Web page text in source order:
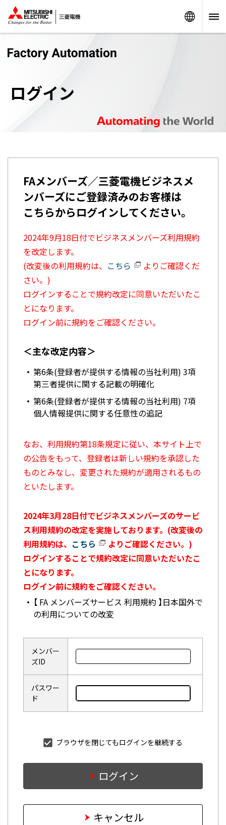
ログイン
FAメンバーズ／三菱電機ビジネスメ
ンバーズにご登録済みのお客様は
こちらからログインしてください。
2024年9月18日付でビジネスメンバーズ利用規約
を改定します。
(改変後の利用規約は、 こちら
よりご確認くだ
さい。)
ログインすることで規約改定に同意いただいたこ
とになります。
ログイン前に規約をご確認ください。
＜主な改定内容＞
第6条(登録者が提供する情報の当社利用) 3項
第三者提供に関する記載の明確化
第6条(登録者が提供する情報の当社利用) 7項
個人情報提供に関する任意性の追記
なお、利用規約第18条規定に従い、本サイト上で
の公告をもって、登録者は新しい規約を承認した
ものとみなし、変更された規約が適用されるもの
といたします。
2024年3月28日付でビジネスメンバーズのサービ
ス利用規約の改定を実施しております。(改変後の
利用規約は、 こちら
よりご確認ください。)
ログインすることで規約改定に同意いただいたこ
とになります。
ログイン前に規約をご確認ください。
【 FA メンバーズサービス 利用規約 】日本国外で
の利用についての改変
メンバー
ズID
パスワー
ド
ブラウザを閉じてもログインを継続する
ログイン
キャンセル